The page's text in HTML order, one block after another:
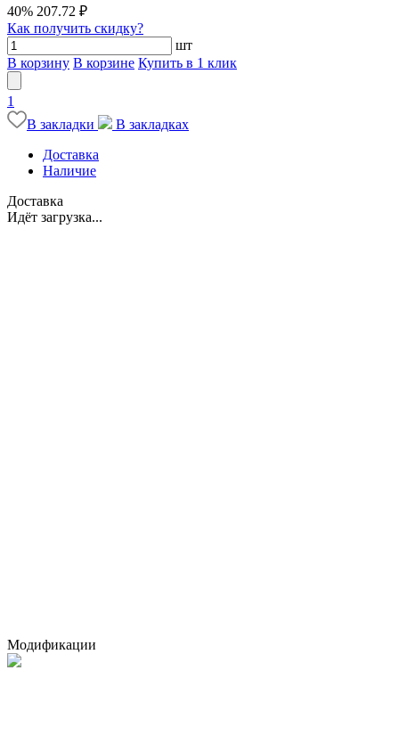
40% 207.72 ₽
Как получить скидку?
шт
В корзину В корзине Купить в 1 клик
1
В закладки
В закладках
Доставка
Наличие
Доставка
Идёт загрузка...
Модификации